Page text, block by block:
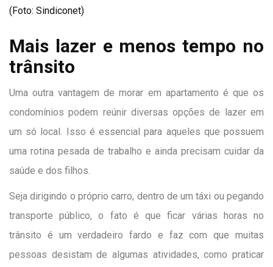
(Foto: Sindiconet)
Mais lazer e menos tempo no
trânsito
Uma outra vantagem de morar em apartamento é que os
condomínios podem reúnir diversas opções de lazer em
um só local. Isso é essencial para aqueles que possuem
uma rotina pesada de trabalho e ainda precisam cuidar da
saúde e dos filhos.
Seja dirigindo o próprio carro, dentro de um táxi ou pegando
transporte público, o fato é que ficar várias horas no
trânsito é um verdadeiro fardo e faz com que muitas
pessoas desistam de algumas atividades, como praticar